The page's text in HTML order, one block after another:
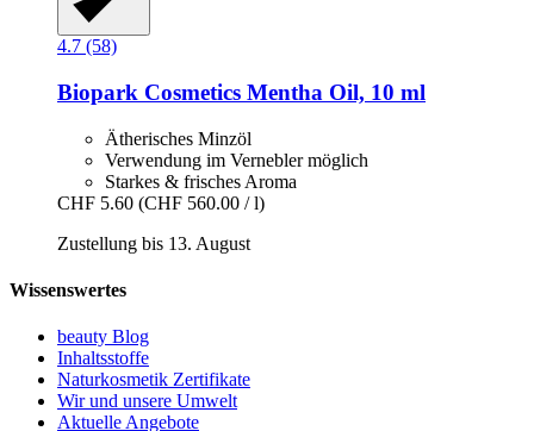
4.7 (58)
Biopark Cosmetics Mentha Oil, 10 ml
Ätherisches Minzöl
Verwendung im Vernebler möglich
Starkes & frisches Aroma
CHF 5.60 (CHF 560.00 / l)
Zustellung bis 13. August
Wissenswertes
beauty Blog
Inhaltsstoffe
Naturkosmetik Zertifikate
Wir und unsere Umwelt
Aktuelle Angebote